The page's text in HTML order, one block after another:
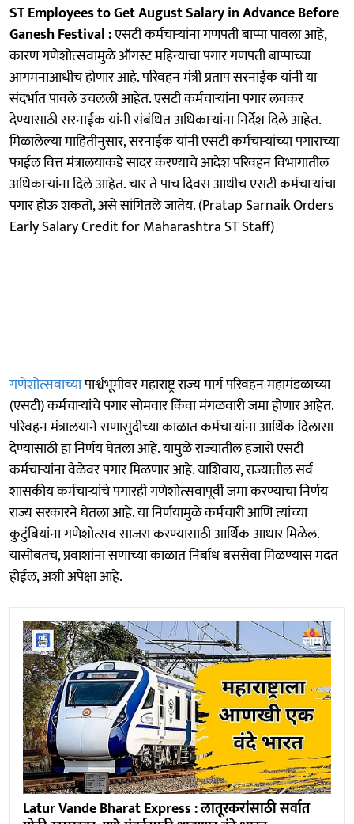
ST Employees to Get August Salary in Advance Before
Ganesh Festival :एसटी कर्मचाऱ्यांना गणपती बाप्पा पावला आहे,
कारण गणेशोत्सवामुळे ऑगस्ट महिन्याचा पगार गणपती बाप्पाच्या
आगमनाआधीच होणार आहे. परिवहन मंत्री प्रताप सरनाईक यांनी या
संदर्भात पावले उचलली आहेत. एसटी कर्मचाऱ्यांना पगार लवकर
देण्यासाठी सरनाईक यांनी संबंधित अधिकाऱ्यांना निर्देश दिले आहेत.
मिळालेल्या माहितीनुसार, सरनाईक यांनी एसटी कर्मचाऱ्यांच्या पगाराच्या
फाईल वित्त मंत्रालयाकडे सादर करण्याचे आदेश परिवहन विभागातील
अधिकाऱ्यांना दिले आहेत. चार ते पाच दिवस आधीच एसटी कर्मचाऱ्यांचा
पगार होऊ शकतो, असे सांगितले जातेय. (Pratap Sarnaik Orders
Early Salary Credit for Maharashtra ST Staff)
गणेशोत्सवाच्यापार्श्वभूमीवर महाराष्ट्र राज्य मार्ग परिवहन महामंडळाच्या
(एसटी) कर्मचाऱ्यांचे पगार सोमवार किंवा मंगळवारी जमा होणार आहेत.
परिवहन मंत्रालयाने सणासुदीच्या काळात कर्मचाऱ्यांना आर्थिक दिलासा
देण्यासाठी हा निर्णय घेतला आहे. यामुळे राज्यातील हजारो एसटी
कर्मचाऱ्यांना वेळेवर पगार मिळणार आहे. याशिवाय, राज्यातील सर्व
शासकीय कर्मचाऱ्यांचे पगारही गणेशोत्सवापूर्वी जमा करण्याचा निर्णय
राज्य सरकारने घेतला आहे. या निर्णयामुळे कर्मचारी आणि त्यांच्या
कुटुंबियांना गणेशोत्सव साजरा करण्यासाठी आर्थिक आधार मिळेल.
यासोबतच, प्रवाशांना सणाच्या काळात निर्बाध बससेवा मिळण्यास मदत
होईल, अशी अपेक्षा आहे.
Latur Vande Bharat Express : लातूरकरांसाठी सर्वात